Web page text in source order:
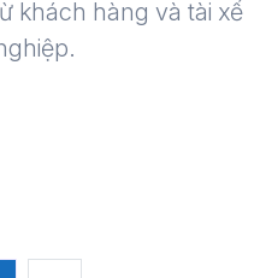
khách hàng và tài xế